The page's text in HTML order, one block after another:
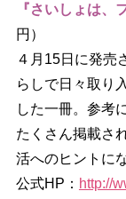
『さいしょは、
円）
４月15日に発売
らしで日々取り
した一冊。参考
たくさん掲載さ
活へのヒントに
公式HP： http://